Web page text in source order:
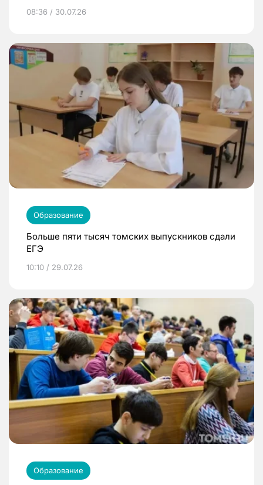
08:36 / 30.07.26
Образование
Больше пяти тысяч томских выпускников сдали
ЕГЭ
10:10 / 29.07.26
Образование